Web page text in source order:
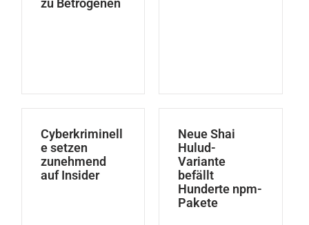
zu Betrogenen
Cyberkriminell
e setzen
zunehmend
auf Insider
Neue Shai
Hulud-
Variante
befällt
Hunderte npm-
Pakete